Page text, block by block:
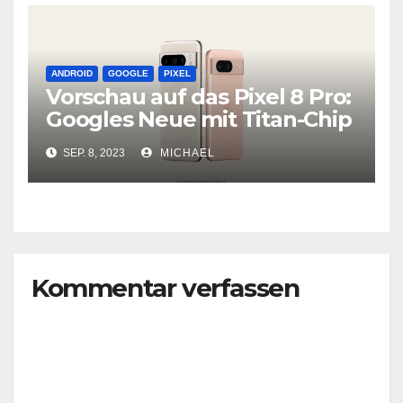
ANDROID GOOGLE PIXEL
Vorschau auf das Pixel 8 Pro:
Googles Neue mit Titan-Chip
und Leistungsoptionen
SEP. 8, 2023 MICHAEL
Kommentar verfassen